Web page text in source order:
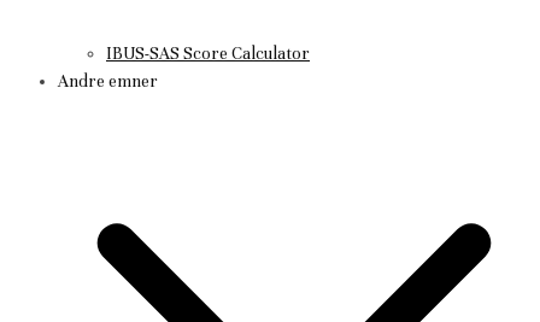
IBUS-SAS Score Calculator
Andre emner